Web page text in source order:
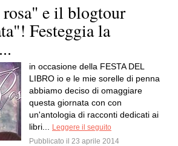
e il blogtour
Festeggia la
in occasione della FESTA DEL
LIBRO io e le mie sorelle di penna
abbiamo deciso di omaggiare
questa giornata con con
un'antologia di racconti dedicati ai
libri...
Leggere il seguito
Pubblicato il 23 aprile 2014